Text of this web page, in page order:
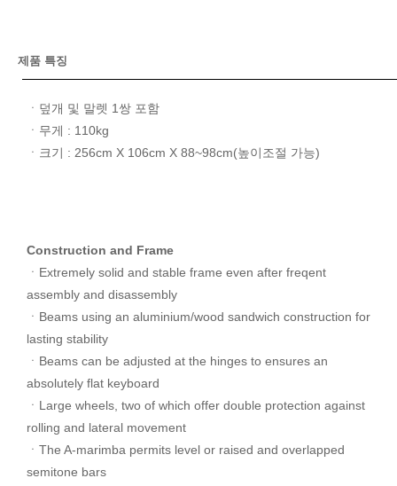
제품 특징
ㆍ덮개 및 말렛 1쌍 포함
ㆍ무게 : 110kg
ㆍ크기 : 256cm X 106cm X 88~98cm(높이조절 가능)
Construction and Frame
ㆍExtremely solid and stable frame even after freqent
assembly and disassembly
ㆍBeams using an aluminium/wood sandwich construction for
lasting stability
ㆍBeams can be adjusted at the hinges to ensures an
absolutely flat keyboard
ㆍLarge wheels, two of which offer double protection against
rolling and lateral movement
ㆍThe A-marimba permits level or raised and overlapped
semitone bars